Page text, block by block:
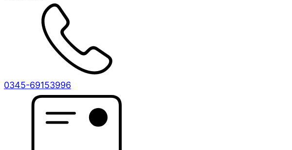
0345-69153996